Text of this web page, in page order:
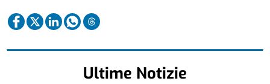
Ultime Notizie